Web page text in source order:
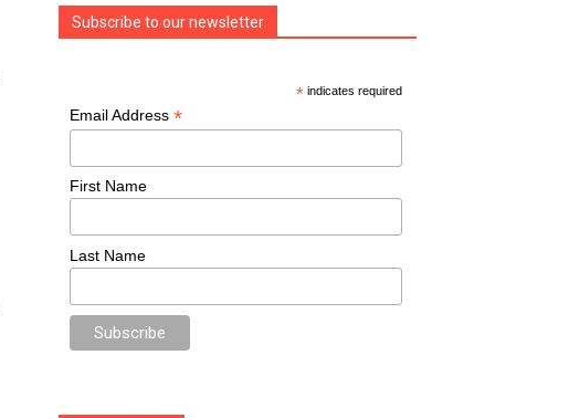
Subscribe to our newsletter
* indicates required
Email Address *
First Name
Last Name